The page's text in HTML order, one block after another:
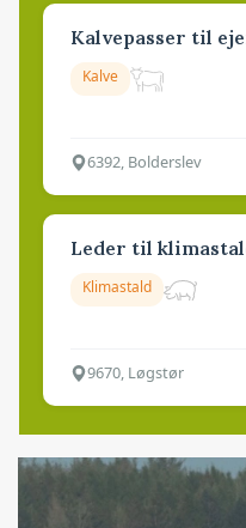
Kalvepasser til
Kalve
6392, Bolderslev
Leder til
Klimastald
9670, Løgstør